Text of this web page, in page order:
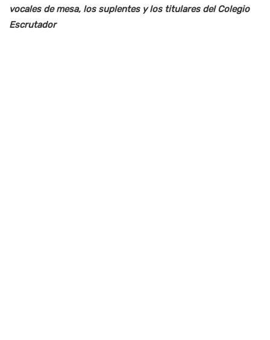
vocales de mesa, los suplentes y los titulares del Colegio
Escrutador